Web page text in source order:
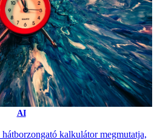
AI
kalkulátor megmutatja,